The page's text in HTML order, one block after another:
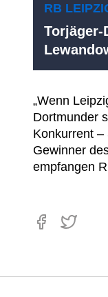
RB
Torjäger-
„Wenn
Dortmunder
Konkurrent
Gewinner
empfangen